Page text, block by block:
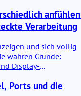
Verarbeitung
und sich völlig
wahren Gründe:
Display-
Ports und die